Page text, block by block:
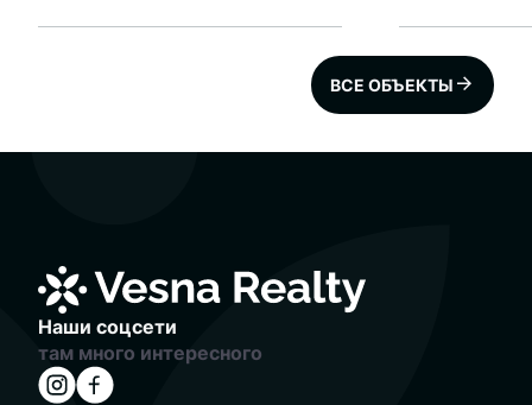
ВСЕ ОБЪЕКТЫ
Наши соцсети
там много интересного